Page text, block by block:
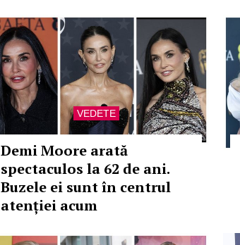
VEDETE
Demi Moore arată
spectaculos la 62 de ani.
Buzele ei sunt în centrul
atenției acum